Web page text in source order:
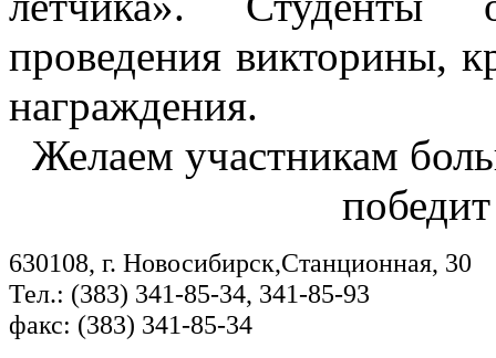
проведения викторины,
награждения.
Желаем участникам
630108, г. Новосибирск,Станционная, 30
Тел.: (383) 341-85-34, 341-85-93
факс: (383) 341-85-34